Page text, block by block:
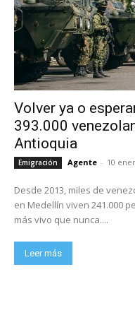
Volver ya o
393.000
Antioquia
Emigración Agente - 10
Desde 2013, miles de
en Medellín viven 241.000
más vivo que nunca....
Leer más